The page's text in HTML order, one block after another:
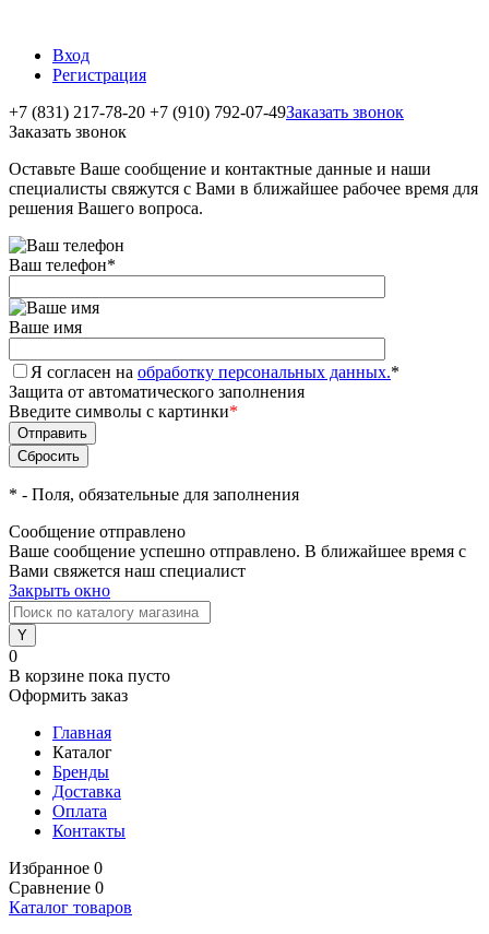
Вход
Регистрация
+7 (831) 217-78-20 +7 (910) 792-07-49Заказать звонок
Заказать звонок
Оставьте Ваше сообщение и контактные данные и наши
специалисты свяжутся с Вами в ближайшее рабочее время для
решения Вашего вопроса.
Ваш телефон*
Ваше имя
Я согласен на обработку персональных данных.*
Защита от автоматического заполнения
Введите символы с картинки*
* - Поля, обязательные для заполнения
Сообщение отправлено
Ваше сообщение успешно отправлено. В ближайшее время с
Вами свяжется наш специалист
Закрыть окно
0
В корзине пока пусто
Оформить заказ
Главная
Каталог
Бренды
Доставка
Оплата
Контакты
Избранное 0
Сравнение 0
Каталог товаров